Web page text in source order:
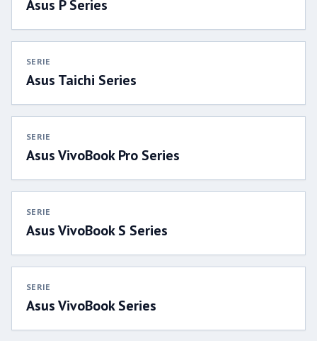
Asus P Series
SERIE
Asus Taichi Series
SERIE
Asus VivoBook Pro Series
SERIE
Asus VivoBook S Series
SERIE
Asus VivoBook Series